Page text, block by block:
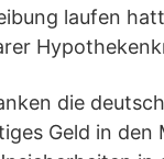
laufen
die
Geld in